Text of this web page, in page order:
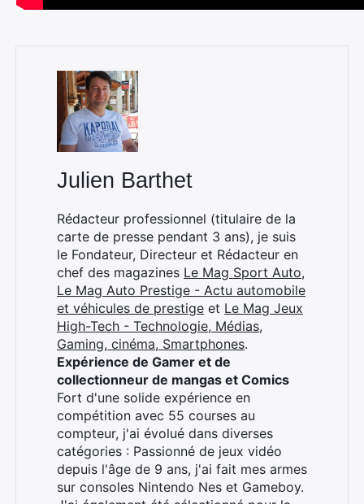
Julien Barthet
Rédacteur professionnel (titulaire de la
carte de presse pendant 3 ans), je suis
le Fondateur, Directeur et Rédacteur en
chef des magazines Le Mag Sport Auto,
Le Mag Auto Prestige - Actu automobile
et véhicules de prestige et Le Mag Jeux
High-Tech - Technologie, Médias,
Gaming, cinéma, Smartphones.
Expérience de Gamer et de
collectionneur de mangas et Comics
Fort d'une solide expérience en
compétition avec 55 courses au
compteur, j'ai évolué dans diverses
catégories : Passionné de jeux vidéo
depuis l'âge de 9 ans, j'ai fait mes armes
sur consoles Nintendo Nes et Gameboy.